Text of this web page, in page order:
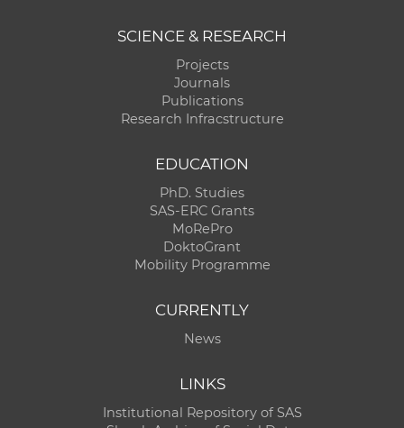
SCIENCE & RESEARCH
Projects
Journals
Publications
Research Infracstructure
EDUCATION
PhD. Studies
SAS-ERC Grants
MoRePro
DoktoGrant
Mobility Programme
CURRENTLY
News
LINKS
Institutional Repository of SAS